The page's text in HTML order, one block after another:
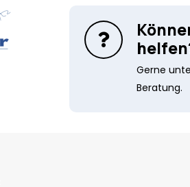
Gerne
Beratung.